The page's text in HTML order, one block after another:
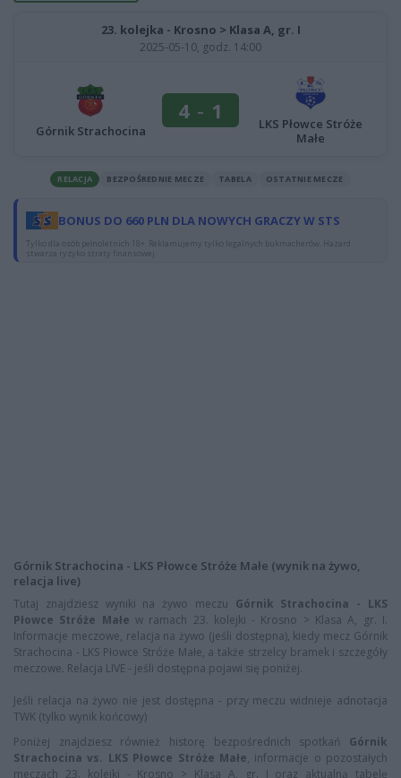
23. kolejka - Krosno > Klasa A, gr. I
2025-05-10, godz. 14:00
Górnik Strachocina
4 - 1
LKS Płowce Stróże
Małe
RELACJA BEZPOŚREDNIE MECZE TABELA OSTATNIE MECZE
BONUS DO 660 PLN DLA NOWYCH GRACZY W STS
Tylko dla osób pełnoletnich 18+. Reklamujemy tylko legalnych bukmacherów. Hazard
stwarza ryzyko straty finansowej.
Górnik Strachocina - LKS Płowce Stróże Małe (wynik na żywo,
relacja live)
Tutaj znajdziesz wyniki na żywo meczu Górnik Strachocina - LKS
Płowce Stróże Małe w ramach 23. kolejki - Krosno > Klasa A, gr. I.
Informacje meczowe, relacja na żywo (jeśli dostępna), kiedy mecz Górnik
Strachocina - LKS Płowce Stróże Małe, a także strzelcy bramek i szczegóły
meczowe. Relacja LIVE - jeśli dostępna pojawi się poniżej.
Jeśli relacja na żywo nie jest dostępna - przy meczu widnieje adnotacja
TWK (tylko wynik końcowy)
Poniżej znajdziesz również historę bezpośrednich spotkań Górnik
Strachocina vs. LKS Płowce Stróże Małe, informacje o pozostałych
meczach 23. kolejki - Krosno > Klasa A, gr. I oraz aktualną tabelę